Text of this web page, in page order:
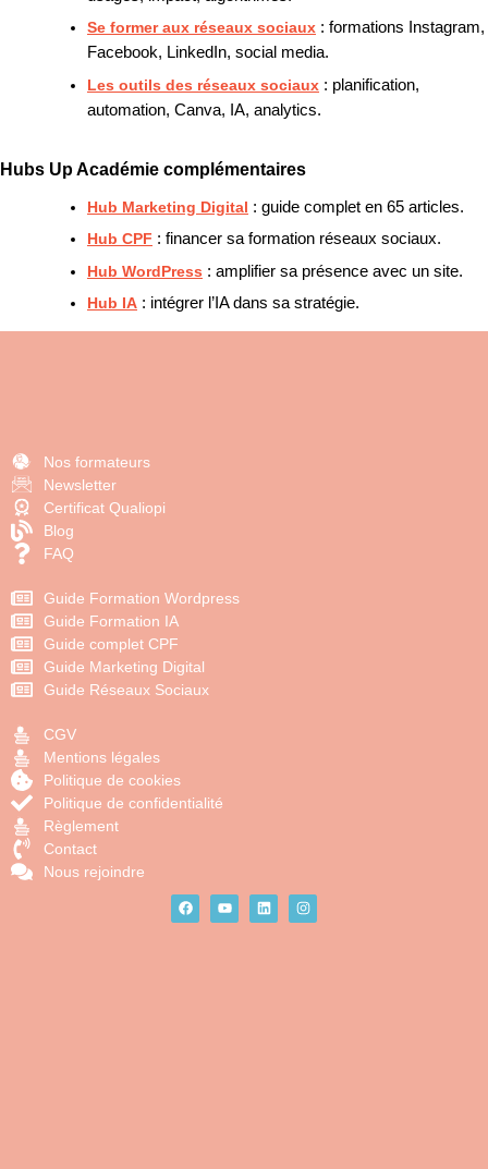
Se former aux réseaux sociaux : formations Instagram,
Facebook, LinkedIn, social media.
Les outils des réseaux sociaux : planification,
automation, Canva, IA, analytics.
Hubs Up Académie complémentaires
Hub Marketing Digital : guide complet en 65 articles.
Hub CPF : financer sa formation réseaux sociaux.
Hub WordPress : amplifier sa présence avec un site.
Hub IA : intégrer l’IA dans sa stratégie.
Nos formateurs
Newsletter
Certificat Qualiopi
Blog
FAQ
Guide Formation Wordpress
Guide Formation IA
Guide complet CPF
Guide Marketing Digital
Guide Réseaux Sociaux
CGV
Mentions légales
Politique de cookies
Politique de confidentialité
Règlement
Contact
Nous rejoindre